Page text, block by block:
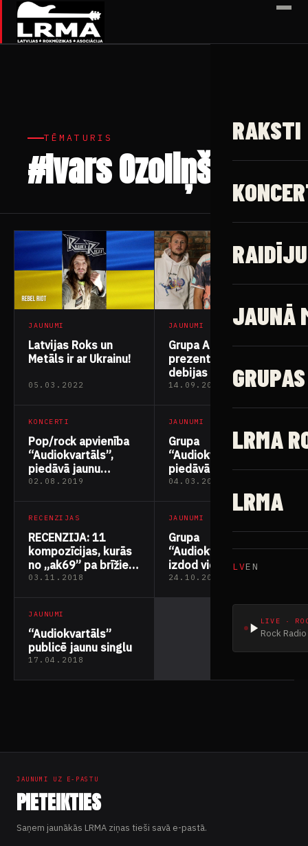
✕
RAKSTI
JAUNĀ
GRUPAS
LRMA
LRMA
LVEN
LIVE ·
Rock
TĒMATURIS
#Ivars Ozoliņš
JAUNUMI
Latvijas Roks un
Metāls ir ar Ukrainu!
05.03.2022
JAUNUMI
Grupa Audiokvartāls
prezentē videoklipu
debijas albuma
tituldziesmai “Runa
14.09.2020
KONCERTI
Pop/rock apvienība
“Audiokvartāls”,
piedāvā jaunu
dziesmu un
02.08.2019
JAUNUMI
Grupa
“Audiokvartāls”
piedāvā dziesmu “Tu
man pajautā”
04.03.2019
RECENZIJAS
RECENZIJA: 11
kompozīcijas, kurās
no „ak69” pa brīžiem
cenšas izlauzties
velniņš
03.11.2018
JAUNUMI
Grupa
“Audiokvartāls”
izdod video
“Meitene Lietū”
24.10.2018
JAUNUMI
“Audiokvartāls”
publicē jaunu singlu
17.04.2018
JAUNUMI UZ E-PASTU
PIETEIKTIES
Saņem jaunākās LRMA ziņas tieši savā e-pastā.